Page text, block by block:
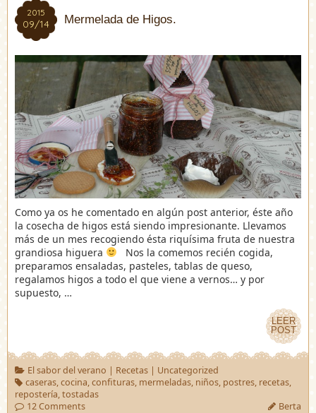
2015
09/14
2015
09/14 Mermelada de Higos.
Como ya os he comentado en algún post anterior, éste año
la cosecha de higos está siendo impresionante. Llevamos
más de un mes recogiendo ésta riquísima fruta de nuestra
grandiosa higuera
Nos la comemos recién cogida,
preparamos ensaladas, pasteles, tablas de queso,
regalamos higos a todo el que viene a vernos… y por
supuesto, …
LEER
POST
LEER
POST
El sabor del verano | Recetas| Uncategorized
caseras,cocina,confituras, mermeladas, niños, postres, recetas,
repostería,tostadas
12 Comments
Berta